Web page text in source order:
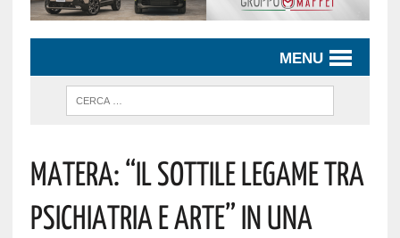
MENU
Matera: “il Sottile Legame Tra
Psichiatria E Arte” In Una